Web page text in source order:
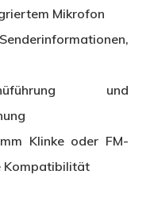
Mikrofon
und
Klinke oder FM-
Kompatibilität